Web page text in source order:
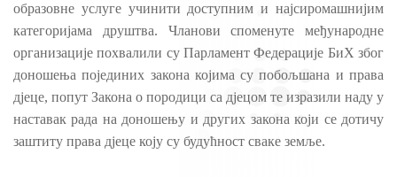
образовне услуге учинити доступним и најсиромашнијим
категоријама друштва. Чланови споменуте међународне
организације похвалили су Парламент Федерације БиХ због
доношења појединих закона којима су побољшана и права
дјеце, попут Закона о породици са дјецом те изразили наду у
наставак рада на доношењу и других закона који се дотичу
заштиту права дјеце коју су будућност сваке земље.